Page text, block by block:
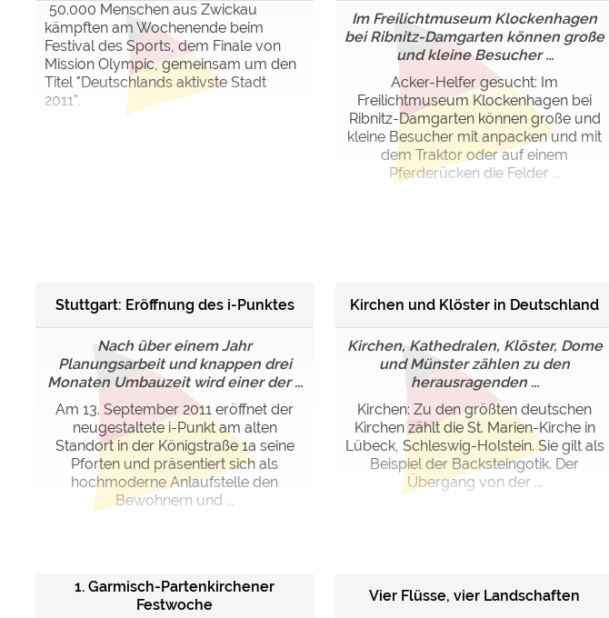
50.000 Menschen aus Zwickau
kämpften am Wochenende beim
Festival des Sports, dem Finale von
Mission Olympic, gemeinsam um den
Titel "Deutschlands aktivste Stadt
2011".
Im Freilichtmuseum Klockenhagen
bei Ribnitz-Damgarten können große
und kleine Besucher ...
Acker-Helfer gesucht: Im
Freilichtmuseum Klockenhagen bei
Ribnitz-Damgarten können große und
kleine Besucher mit anpacken und mit
dem Traktor oder auf einem
Pferderücken die Felder ...
Stuttgart: Eröffnung des i-Punktes
Nach über einem Jahr
Planungsarbeit und knappen drei
Monaten Umbauzeit wird einer der ...
Am 13. September 2011 eröffnet der
neugestaltete i-Punkt am alten
Standort in der Königstraße 1a seine
Pforten und präsentiert sich als
hochmoderne Anlaufstelle den
Bewohnern und ...
Kirchen und Klöster in Deutschland
Kirchen, Kathedralen, Klöster, Dome
und Münster zählen zu den
herausragenden ...
Kirchen: Zu den größten deutschen
Kirchen zählt die St. Marien-Kirche in
Lübeck, Schleswig-Holstein. Sie gilt als
Beispiel der Backsteingotik. Der
Übergang von der ...
1. Garmisch-Partenkirchener
Festwoche
Vier Flüsse, vier Landschaften